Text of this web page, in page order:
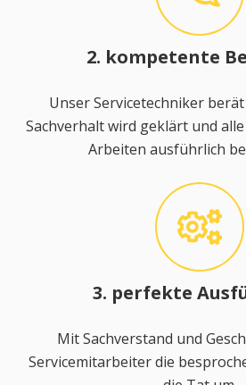
2. kompetente
Unser Servicetechniker
Sachverhalt wird geklärt und
Arbeiten ausführlich
3. perfekte
Mit Sachverstand und
Servicemitarbeiter die